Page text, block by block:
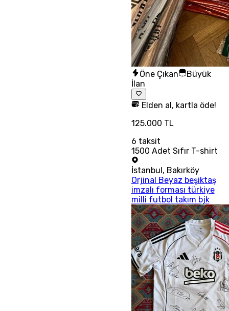
Öne Çıkan
Büyük
İlan
Elden al, kartla öde!
125.000 TL
6 taksit
1500 Adet Sıfır T-shirt
İstanbul , Bakırköy
Orjinal Beyaz beşiktaş
imzalı forması türkiye
milli futbol takım bjk